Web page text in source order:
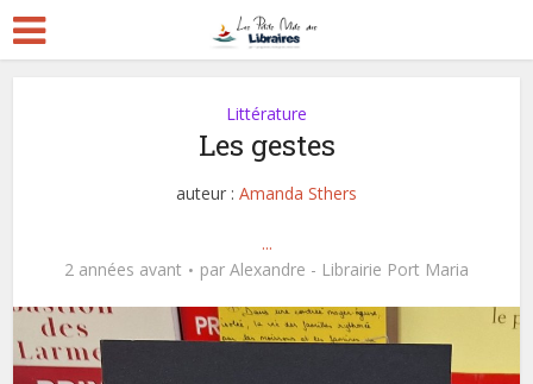
Littérature
Les gestes
auteur : Amanda Sthers
...
2 années avant
par Alexandre - Librairie Port Maria